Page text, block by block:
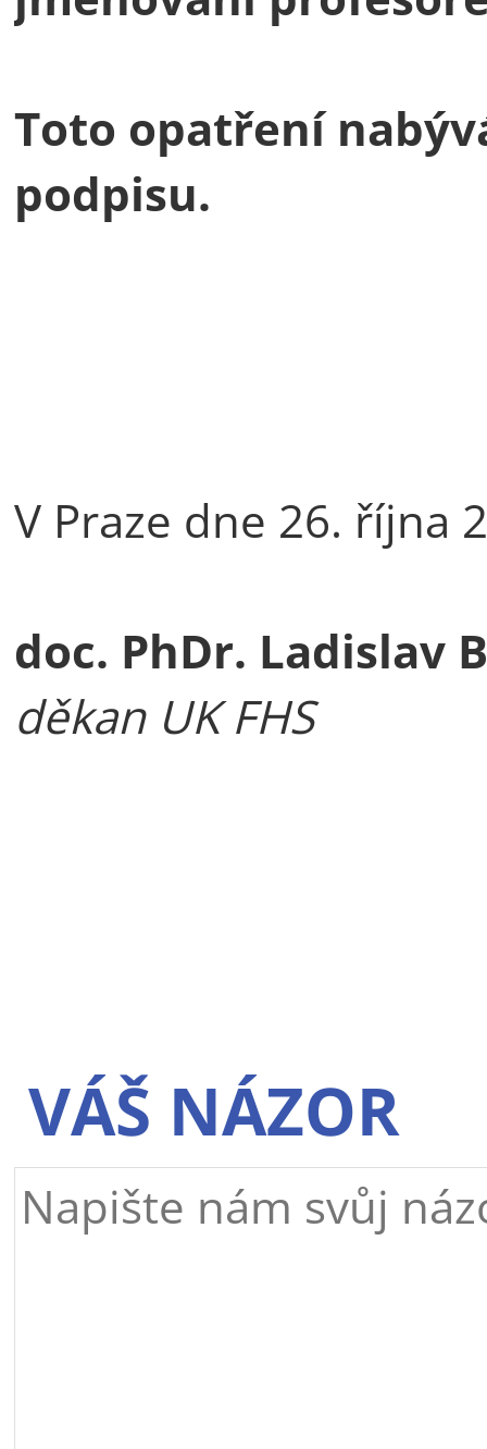
Toto opatření
podpisu.
V Praze dne 26. října
doc. PhDr. Ladislav
děkan UK FHS
VÁŠ NÁZOR